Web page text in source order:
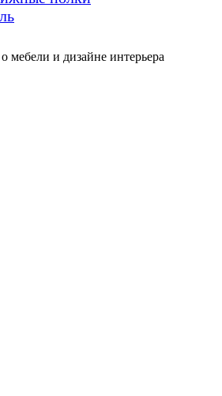
мебели и дизайне интерьера